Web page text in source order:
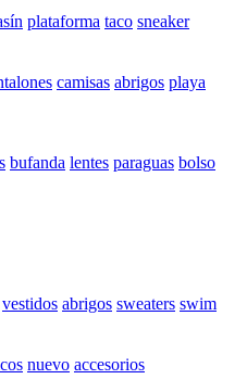
plataforma taco sneaker
camisas abrigos playa
bufanda lentes paraguas bolso
vestidos abrigos sweaters swim
nuevo accesorios